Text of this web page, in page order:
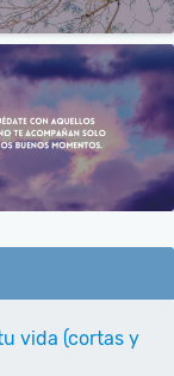
vida (cortas y